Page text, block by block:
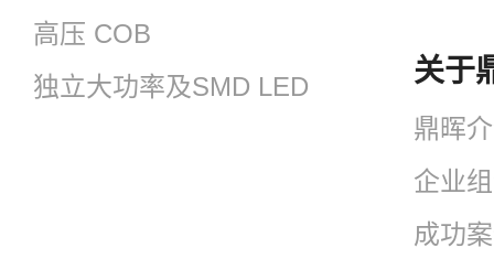
高压 COB
独立大功率及SMD LED
关于
鼎晖
企业
成功